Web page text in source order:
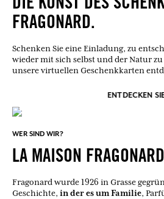
DIE KUNST DES
FRAGONARD.
Schenken Sie eine Einladung, zu
wieder mit sich selbst und der Natur
unsere virtuellen Geschenkkarten
ENTDECKEN
WER SIND WIR?
LA MAISON FRAGONARD
Fragonard wurde 1926 in Grasse
Geschichte, in der es um Familie,